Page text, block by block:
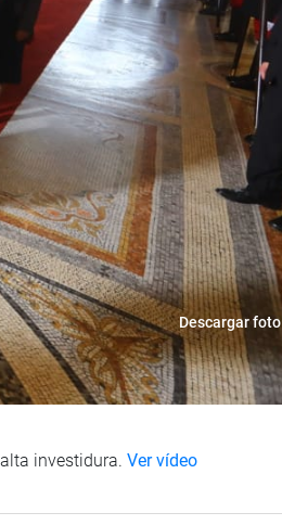
Descargar foto
investidura. Ver vídeo